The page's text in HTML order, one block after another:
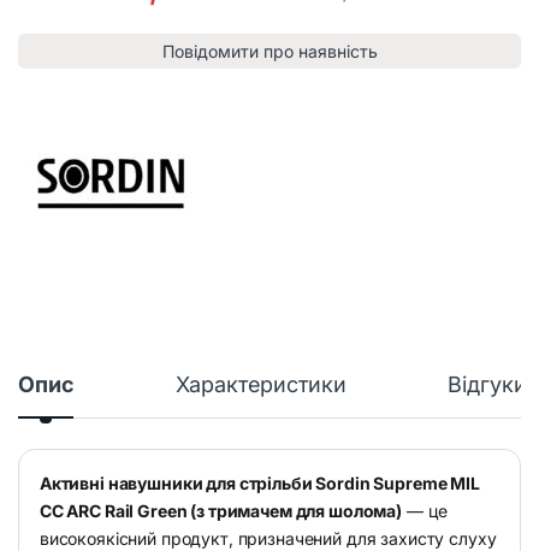
Повідомити про наявність
Опис Характеристики Відгуки
Активні навушники для стрільби Sordin Supreme MIL
CC ARC Rail Green (з тримачем для шолома) — це
високоякісний продукт, призначений для захисту слуху